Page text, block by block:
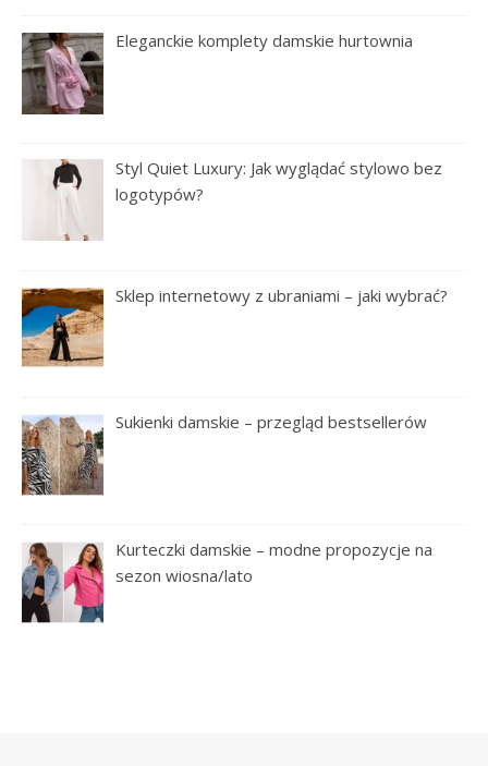
Eleganckie komplety damskie hurtownia
Styl Quiet Luxury: Jak wyglądać stylowo bez
logotypów?
Sklep internetowy z ubraniami – jaki wybrać?
Sukienki damskie – przegląd bestsellerów
Kurteczki damskie – modne propozycje na
sezon wiosna/lato